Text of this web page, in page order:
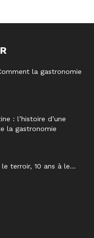
la gastronomie
: l’histoire d’une
la gastronomie
terroir, 10 ans à le...